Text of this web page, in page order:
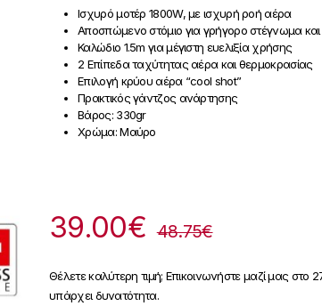
Ισχυρό μοτέρ 1800W, με ισχυρή ροή αέρα
Αποσπώμενο στόμιο για γρήγορο στέγνωμα
Καλώδιο 1.5m για μέγιστη ευελιξία χρήσης
2 Επίπεδα ταχύτητας αέρα και θερμοκρασίας
Επιλογή κρύου αέρα “cool shot”
Πρακτικός γάντζος ανάρτησης
Βάρος: 330gr
Χρώμα: Μαύρο
39.00€ 48.75€
Θέλετε καλύτερη τιμή; Επικοινωνήστε μαζί μας
υπάρχει δυνατότητα.